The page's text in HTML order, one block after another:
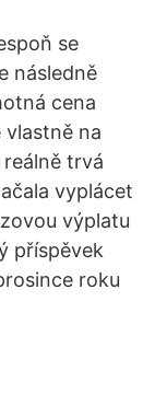
se
následně
cena
vlastně na
trvá
vyplácet
výplatu
příspěvek
roku